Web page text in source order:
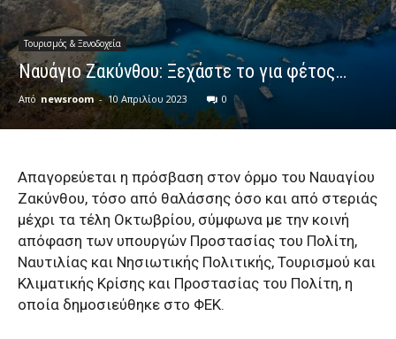
Τουρισμός & Ξενοδοχεία
Ναυάγιο Ζακύνθου: Ξεχάστε το για φέτος…
Από newsroom - 10 Απριλίου 2023 0
Aπαγορεύεται η πρόσβαση στον όρμο του Ναυαγίου
Ζακύνθου, τόσο από θαλάσσης όσο και από στεριάς
μέχρι τα τέλη Οκτωβρίου, σύμφωνα με την κοινή
απόφαση των υπουργών Προστασίας του Πολίτη,
Ναυτιλίας και Νησιωτικής Πολιτικής, Τουρισμού και
Κλιματικής Κρίσης και Προστασίας του Πολίτη, η
οποία δημοσιεύθηκε στο ΦΕΚ.